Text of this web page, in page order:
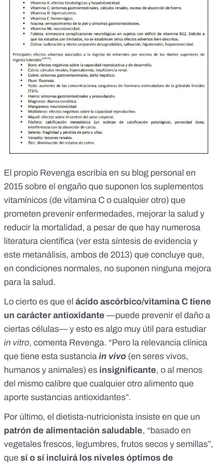
El propio Revenga escribía en su blog personal en
2015 sobre el engaño que suponen los suplementos
vitamínicos (de vitamina C o cualquier otro) que
prometen prevenir enfermedades, mejorar la salud y
reducir la mortalidad, a pesar de que hay numerosa
literatura científica (ver esta síntesis de evidencia y
este metanálisis, ambos de 2013) que concluye que,
en condiciones normales, no suponen ninguna mejora
para la salud.
Lo cierto es que el ácido ascórbico/vitamina C tiene
un carácter antioxidante —puede prevenir el daño a
ciertas células— y esto es algo muy útil para estudiar
in vitro, comenta Revenga. “Pero la relevancia clínica
que tiene esta sustancia in vivo (en seres vivos,
humanos y animales) es insignificante, o al menos
del mismo calibre que cualquier otro alimento que
aporte sustancias antioxidantes”.
Por último, el dietista-nutricionista insiste en que un
patrón de alimentación saludable, “basado en
vegetales frescos, legumbres, frutos secos y semillas”,
que sí o sí incluirá los niveles óptimos de